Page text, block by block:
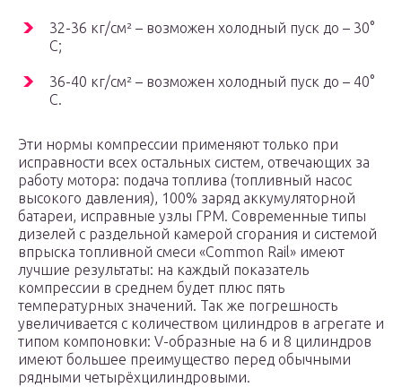
32-36 кг/см² – возможен холодный пуск до – 30°
С;
36-40 кг/см² – возможен холодный пуск до – 40°
С.
Эти нормы компрессии применяют только при
исправности всех остальных систем, отвечающих за
работу мотора: подача топлива (топливный насос
высокого давления), 100% заряд аккумуляторной
батареи, исправные узлы ГРМ. Современные типы
дизелей с раздельной камерой сгорания и системой
впрыска топливной смеси «Common Rail» имеют
лучшие результаты: на каждый показатель
компрессии в среднем будет плюс пять
температурных значений. Так же погрешность
увеличивается с количеством цилиндров в агрегате и
типом компоновки: V-образные на 6 и 8 цилиндров
имеют большее преимущество перед обычными
рядными четырёхцилиндровыми.